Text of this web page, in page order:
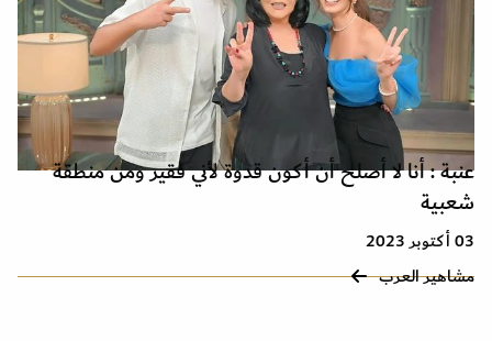
عنبة : أنا لا أصلح أن أكون قدوة لأني فقير ومن منطقة
شعبية
03 أكتوبر 2023
مشاهير العرب